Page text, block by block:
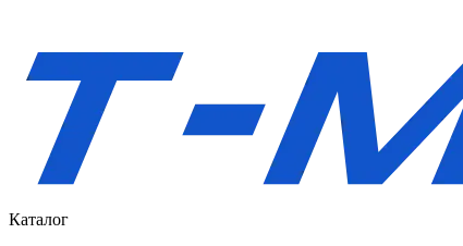
Каталог